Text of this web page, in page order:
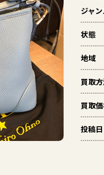
ジャ
状態
地域
買取
買取
投稿日